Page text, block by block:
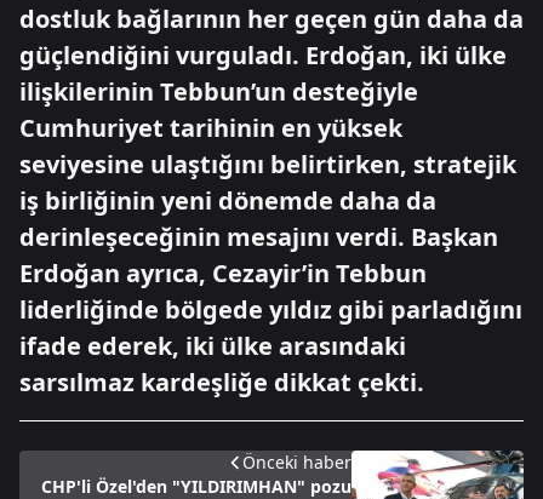
dostluk bağlarının her geçen gün daha da
güçlendiğini vurguladı. Erdoğan, iki ülke
ilişkilerinin Tebbun’un desteğiyle
Cumhuriyet tarihinin en yüksek
seviyesine ulaştığını belirtirken, stratejik
iş birliğinin yeni dönemde daha da
derinleşeceğinin mesajını verdi. Başkan
Erdoğan ayrıca, Cezayir’in Tebbun
liderliğinde bölgede yıldız gibi parladığını
ifade ederek, iki ülke arasındaki
sarsılmaz kardeşliğe dikkat çekti.
Önceki haber
CHP'li Özel'den "YILDIRIMHAN" pozu